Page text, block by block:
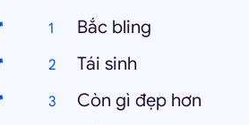
Bắc bling
Tái sinh
Còn gì đẹp hơn